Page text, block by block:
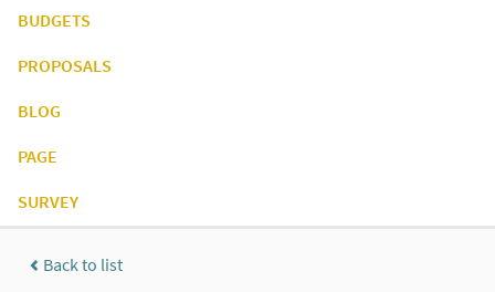
BUDGETS
PROPOSALS
BLOG
PAGE
SURVEY
Back to list